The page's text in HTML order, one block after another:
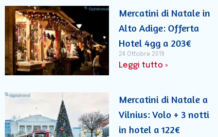
Mercatini di Natale in
Alto Adige: Offerta
Hotel 4gg a 203€
24 Ottobre 2019
Leggi tutto »
Mercatini di Natale a
Vilnius: Volo + 3 notti
in hotel a 122€